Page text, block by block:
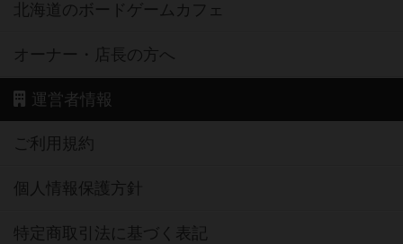
北海道のボードゲームカフェ
オーナー・店長の方へ
運営者情報
ご利用規約
個人情報保護方針
特定商取引法に基づく表記